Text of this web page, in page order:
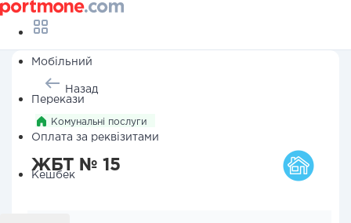
Мобільний
Перекази
Оплата за реквізитами
Кешбек
Назад
Комунальні послуги
ЖБТ № 15